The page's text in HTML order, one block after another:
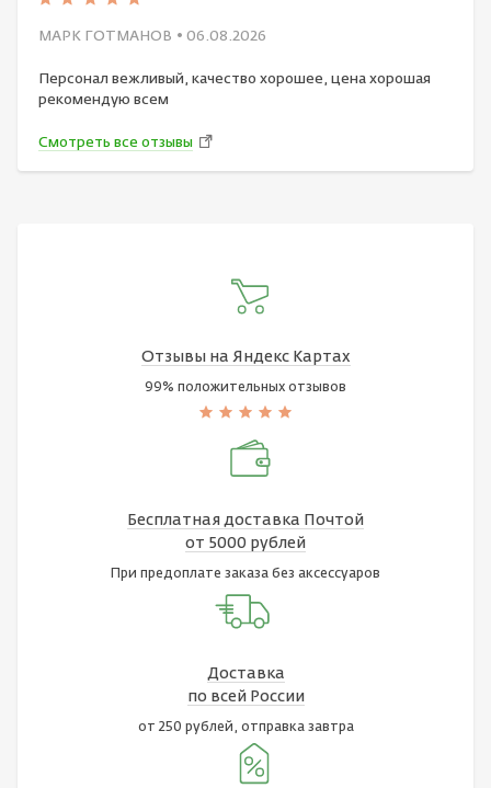
МАРК ГОТМАНОВ • 06.08.2026
Персонал вежливый, качество хорошее, цена хорошая
рекомендую всем
Смотреть все отзывы
Отзывы на Яндекс Картах
99% положительных отзывов
Бесплатная доставка Почтой
от 5000 рублей
При предоплате заказа без аксессуаров
Доставка
по всей России
от 250 рублей, отправка завтра